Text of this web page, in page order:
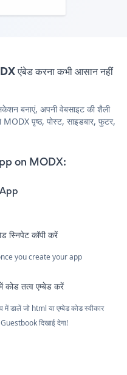
एंबेड करना कभी आसान नहीं
बनाएं, अपनी वेबसाइट की शैली
पृष्ठ, पोस्ट, साइडबार, फुटर,
on MODX:
कॉपी करें
you create your app
तत्व एम्बेड करें
डालें जो html या एम्बेड कोड स्वीकार
दिखाई देगा!